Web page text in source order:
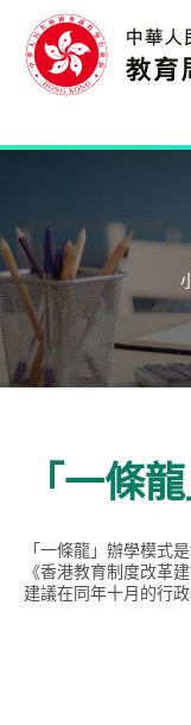
「一條
「一條龍」辦學模式
《香港教育制度改革
建議在同年十月的行